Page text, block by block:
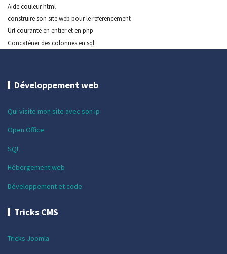
Aide couleur html
construire son site web pour le referencement
Url courante en entier et en php
Concaténer des colonnes en sql
Développement web
Qui visite mon site avec son ip
Open Office
SQL
Hébergement web
Développement et code
Tricks CMS
Tricks Joomla